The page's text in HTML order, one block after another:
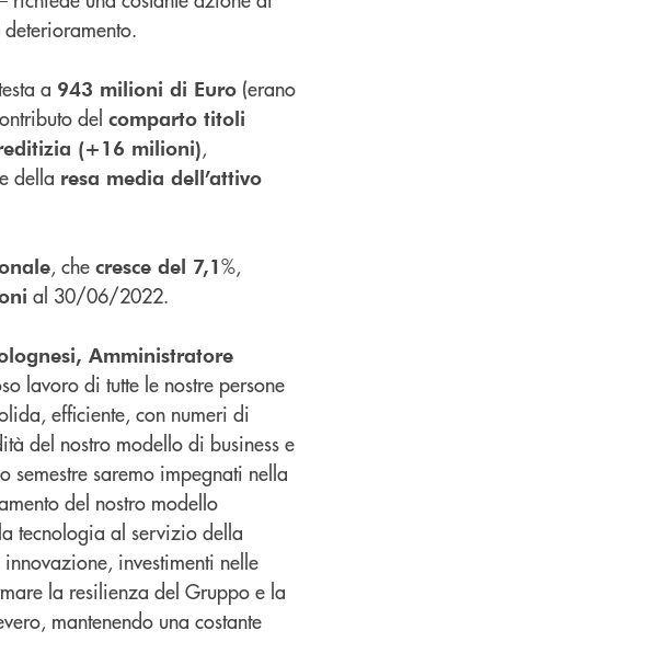
a 943 milioni di Euro (erano
del comparto titoli
(+16 milioni),
e della resa media dell’attivo
, che cresce del 7,1%,
al 30/06/2022.
Amministratore
lavoro di tutte le nostre persone
efficiente, con numeri di
del nostro modello di business e
semestre saremo impegnati nella
del nostro modello
tecnologia al servizio della
investimenti nelle
la resilienza del Gruppo e la
mantenendo una costante